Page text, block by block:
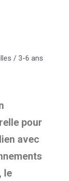
/ 3-6 ans
pour
avec
le